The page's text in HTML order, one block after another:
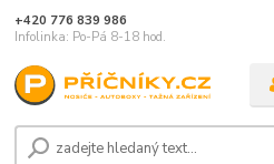
+420 776 839 986
Infolinka: Po-Pá 8-18 hod.